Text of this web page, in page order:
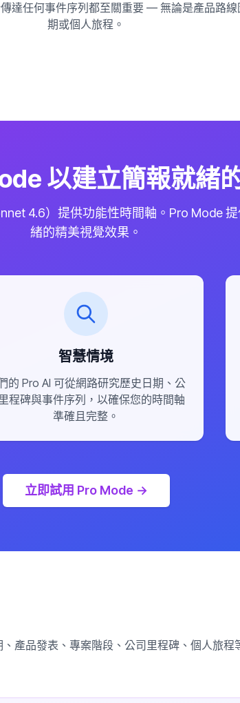
達任何事件序列都至關重要 — 無論是產品路
期或個人旅程。
以建立簡報就緒
4.6）提供功能性時間軸。Pro Mode
緒的精美視覺效果。
智慧情境
的 Pro AI 可從網路研究歷史日期、公
程碑與事件序列，以確保您的時間軸
準確且完整。
立即試用 Pro Mode →
產品發表、專案階段、公司里程碑、個人旅程